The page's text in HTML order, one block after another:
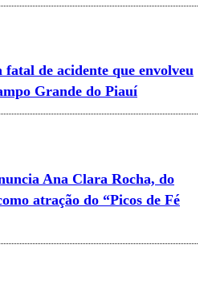
de acidente que envolveu
Grande do Piauí
Ana Clara Rocha, do
atração do “Picos de Fé